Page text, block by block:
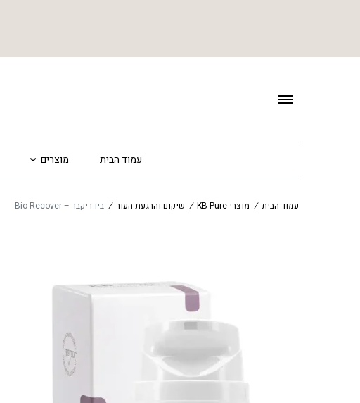
עמוד הבית מוצרים
עמוד הבית / מוצרי KB Pure / שיקום והרגעת העור / ביו ריקבר – Bio Recover